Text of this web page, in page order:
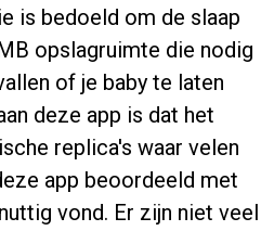
is bedoeld om de slaap
opslagruimte die nodig
of je baby te laten
deze app is dat het
replica's waar velen
app beoordeeld met
vond. Er zijn niet veel